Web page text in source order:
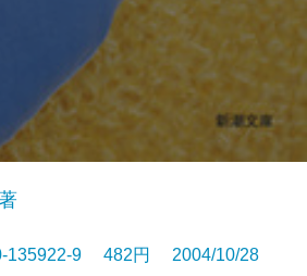
135922-9 482円 2004/10/28